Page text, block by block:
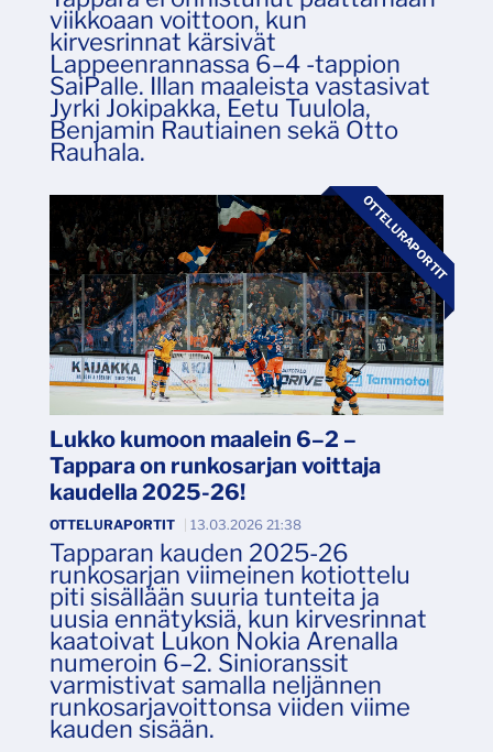
viikkoaan voittoon, kun
kirvesrinnat kärsivät
Lappeenrannassa 6–4 -tappion
SaiPalle. Illan maaleista vastasivat
Jyrki Jokipakka, Eetu Tuulola,
Benjamin Rautiainen sekä Otto
Rauhala.
OTTELURAPORTIT
Lukko kumoon maalein 6–2 –
Tappara on runkosarjan voittaja
kaudella 2025-26!
OTTELURAPORTIT 13.03.2026 21:38
Tapparan kauden 2025-26
runkosarjan viimeinen kotiottelu
piti sisällään suuria tunteita ja
uusia ennätyksiä, kun kirvesrinnat
kaatoivat Lukon Nokia Arenalla
numeroin 6–2. Sinioranssit
varmistivat samalla neljännen
runkosarjavoittonsa viiden viime
kauden sisään.